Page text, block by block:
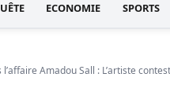
ECONOMIE SPORTS
Amadou Sall : L’artiste